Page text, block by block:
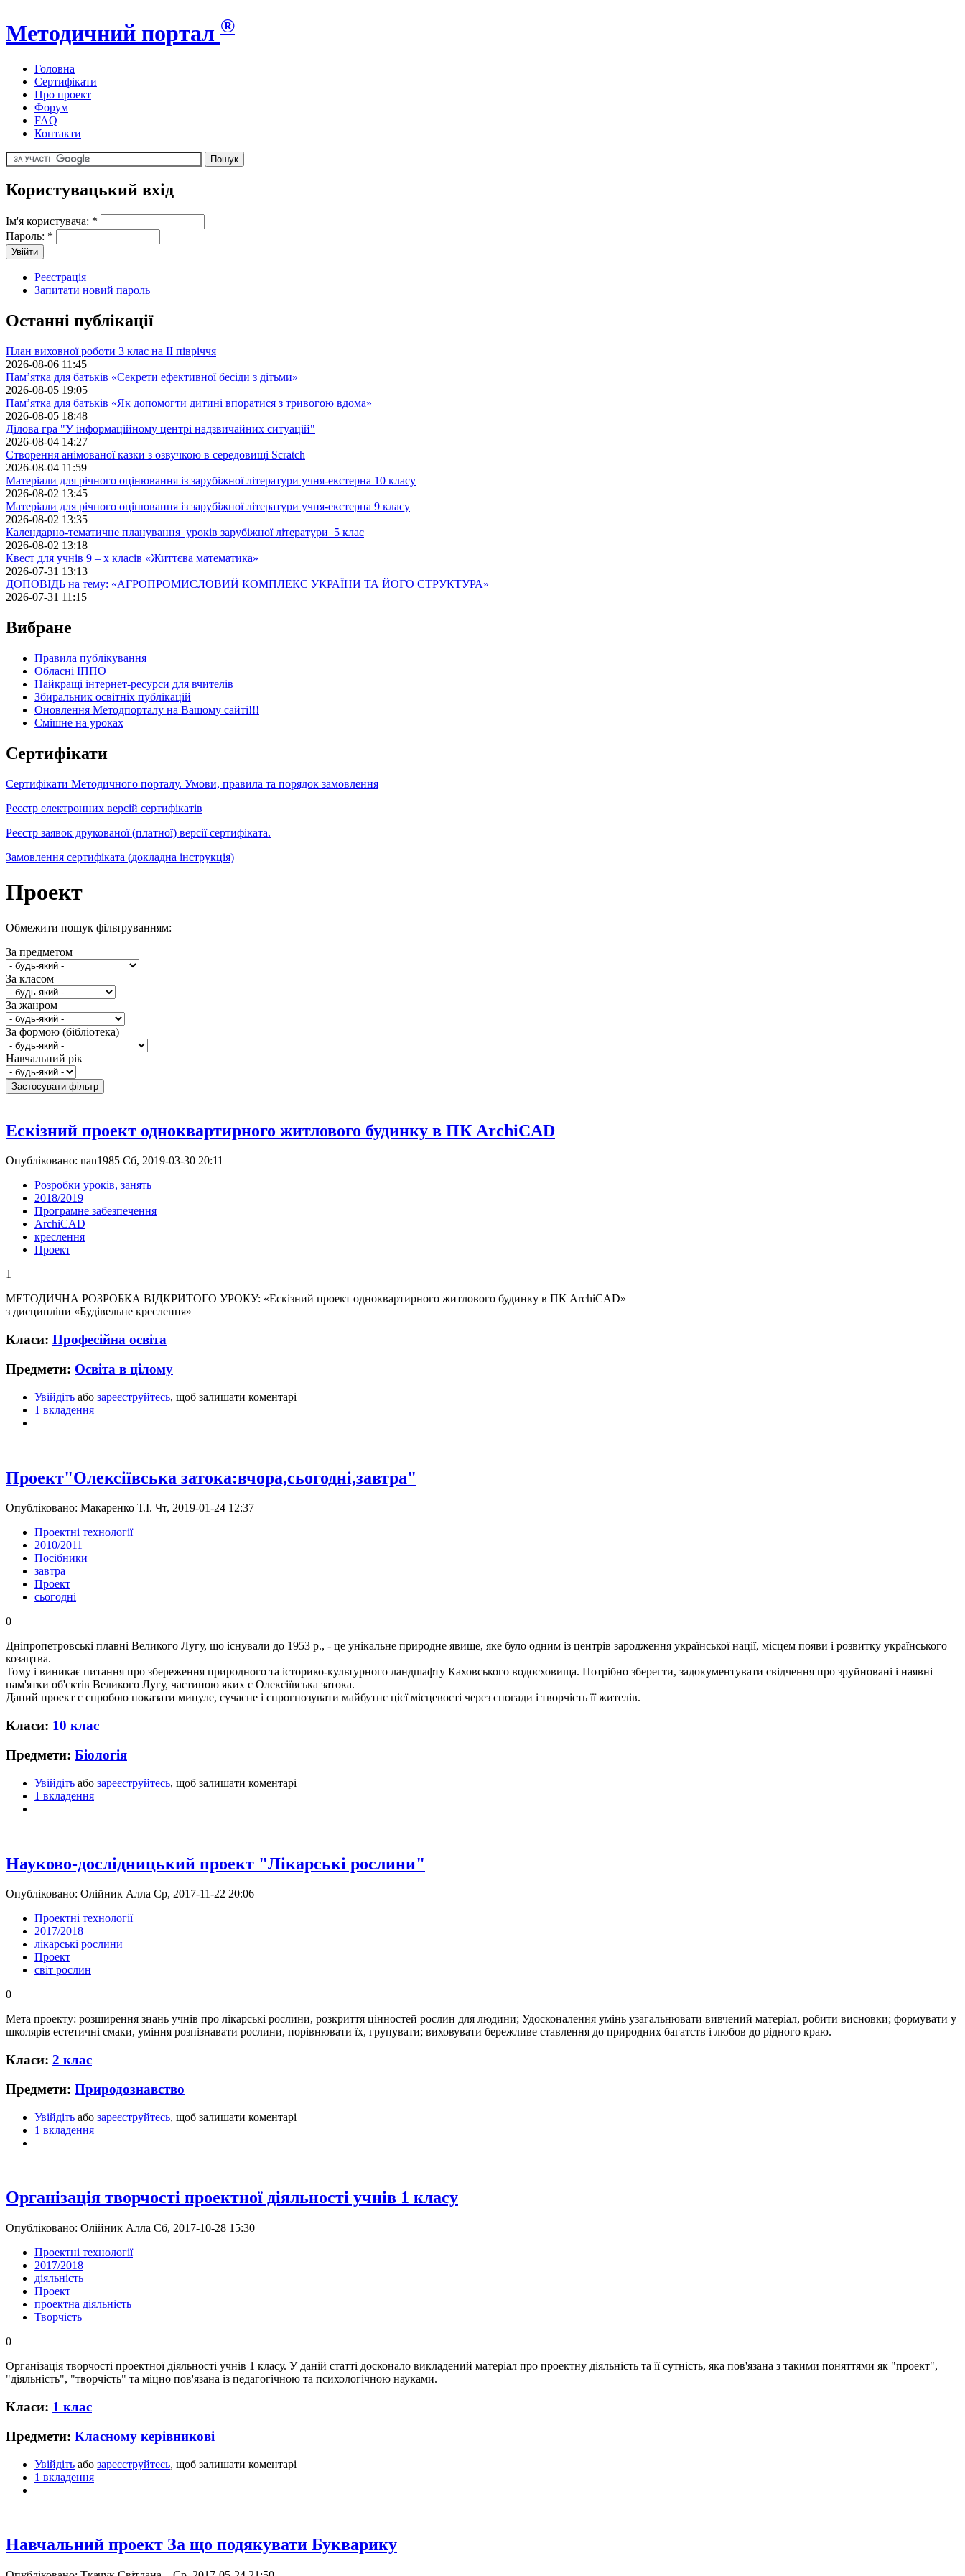
Методичний портал ®
Головна
Сертифікати
Про проект
Форум
FAQ
Контакти
Користувацький вхід
Ім'я користувача: *
Пароль: *
Реєстрація
Запитати новий пароль
Останні публікації
План виховної роботи 3 клас на II півріччя
2026-08-06 11:45
Пам’ятка для батьків «Секрети ефективної бесіди з дітьми»
2026-08-05 19:05
Пам’ятка для батьків «Як допомогти дитині впоратися з тривогою вдома»
2026-08-05 18:48
Ділова гра "У інформаційному центрі надзвичайних ситуацій"
2026-08-04 14:27
Створення анімованої казки з озвучкою в середовищі Scratch
2026-08-04 11:59
Матеріали для річного оцінювання із зарубіжної літератури учня-екстерна 10 класу
2026-08-02 13:45
Матеріали для річного оцінювання із зарубіжної літератури учня-екстерна 9 класу
2026-08-02 13:35
Календарно-тематичне планування уроків зарубіжної літератури 5 клас
2026-08-02 13:18
Квест для учнів 9 – х класів «Життєва математика»
2026-07-31 13:13
ДОПОВІДЬ на тему: «АГРОПРОМИСЛОВИЙ КОМПЛЕКС УКРАЇНИ ТА ЙОГО СТРУКТУРА»
2026-07-31 11:15
Вибране
Правила публікування
Обласні ІППО
Найкращі інтернет-ресурси для вчителів
Збиральник освітніх публікацій
Оновлення Методпорталу на Вашому сайті!!!
Cмішне на уроках
Сертифікати
Сертифікати Методичного порталу. Умови, правила та порядок замовлення
Реєстр електронних версій сертифікатів
Реєстр заявок друкованої (платної) версії сертифіката.
Замовлення сертифіката (докладна інструкція)
Проект
Обмежити пошук фільтруванням:
За предметом
За класом
За жанром
За формою (бібліотека)
Навчальний рік
Ескізний проект одноквартирного житлового будинку в ПК ArchiCAD
Опубліковано: nan1985 Сб, 2019-03-30 20:11
Розробки уроків, занять
2018/2019
Програмне забезпечення
ArchiCAD
креслення
Проект
1
МЕТОДИЧНА РОЗРОБКА ВІДКРИТОГО УРОКУ: «Ескізний проект одноквартирного житлового будинку в ПК ArchiCAD»
з дисципліни «Будівельне креслення»
Класи: Професійна освіта
Предмети: Освіта в цілому
Увійдіть або зареєструйтесь, щоб залишати коментарі
1 вкладення
Проект"Олексіївська затока:вчора,сьогодні,завтра"
Опубліковано: Макаренко Т.І. Чт, 2019-01-24 12:37
Проектні технології
2010/2011
Посібники
завтра
Проект
сьогодні
0
Дніпропетровські плавні Великого Лугу, що існували до 1953 р., - це унікальне природне явище, яке було одним із центрів зародження української нації, місцем появи і розвитку українського
козацтва.
Тому і виникає питання про збереження природного та історико-культурного ландшафту Каховського водосховища. Потрібно зберегти, задокументувати свідчення про зруйновані і наявні
пам'ятки об'єктів Великого Лугу, частиною яких є Олексіївська затока.
Даний проект є спробою показати минуле, сучасне і спрогнозувати майбутнє цієї місцевості через спогади і творчість її жителів.
Класи: 10 клас
Предмети: Біологія
Увійдіть або зареєструйтесь, щоб залишати коментарі
1 вкладення
Науково-дослідницький проект "Лікарські рослини"
Опубліковано: Олійник Алла Ср, 2017-11-22 20:06
Проектні технології
2017/2018
лікарські рослини
Проект
світ рослин
0
Мета проекту: розширення знань учнів про лікарські рослини, розкриття цінностей рослин для людини; Удосконалення умінь узагальнювати вивчений матеріал, робити висновки; формувати у
школярів естетичні смаки, уміння розпізнавати рослини, порівнювати їх, групувати; виховувати бережливе ставлення до природних багатств і любов до рідного краю.
Класи: 2 клас
Предмети: Природознавство
Увійдіть або зареєструйтесь, щоб залишати коментарі
1 вкладення
Організація творчості проектної діяльності учнів 1 класу
Опубліковано: Олійник Алла Сб, 2017-10-28 15:30
Проектні технології
2017/2018
діяльність
Проект
проектна діяльність
Творчість
0
Організація творчості проектної діяльності учнів 1 класу. У даній статті досконало викладений матеріал про проектну діяльність та її сутність, яка пов'язана з такими поняттями як "проект",
"діяльність", "творчість" та міцно пов'язана із педагогічною та психологічною науками.
Класи: 1 клас
Предмети: Класному керівникові
Увійдіть або зареєструйтесь, щоб залишати коментарі
1 вкладення
Навчальний проект За що подякувати Букварику